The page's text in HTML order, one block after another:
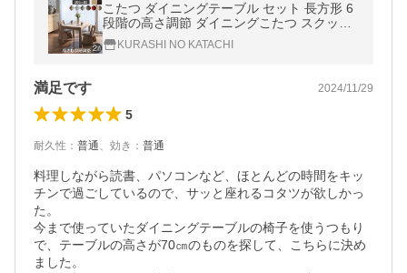
こたつ ダイニングテーブル セット 長方形 6
段階の高さ調節 ダイニングこたつ スクット
105x80cm+省スペースこたつ布団セット ハ
イタイプ おしゃれ 北欧[■]▽▲
KURASHI NO KATACHI
満足です 2024/11/29
5
耐久性 ： 普通、 効き ： 普通
料理しながら読書、パソコンなど、ほとんどの時間をキッ
チンで過ごしているので、サッと座れるコタツが欲しかっ
た。
今まで使っていたダイニングテーブルの椅子を使うつもり
で、テーブルの高さが70㎝のものを探して、こちらに決め
ました。